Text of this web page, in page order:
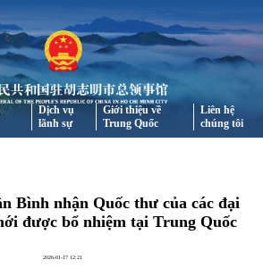
Dịch vụ
lãnh sự
Giới thiệu về
Trung Quốc
Liên hệ
chúng tôi
Bình nhận Quốc thư của các đại
được bổ nhiệm tại Trung Quốc
2026-01-17 12:21